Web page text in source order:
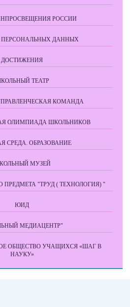
РОССИИ
ПЕРСОНАЛЬНЫХ ДАННЫХ
ДОСТИЖЕНИЯ
ТЕАТР
КОМАНДА
ОЛИМПИАДА ШКОЛЬНИКОВ
СРЕДА. ОБРАЗОВАНИЕ
МУЗЕЙ
ПРЕДМЕТА "ТРУД ( ТЕХНОЛОГИЯ) "
ЮИД
МЕДИАЦЕНТР"
ОБЩЕСТВО УЧАЩИХСЯ «ШАГ В
НАУКУ»